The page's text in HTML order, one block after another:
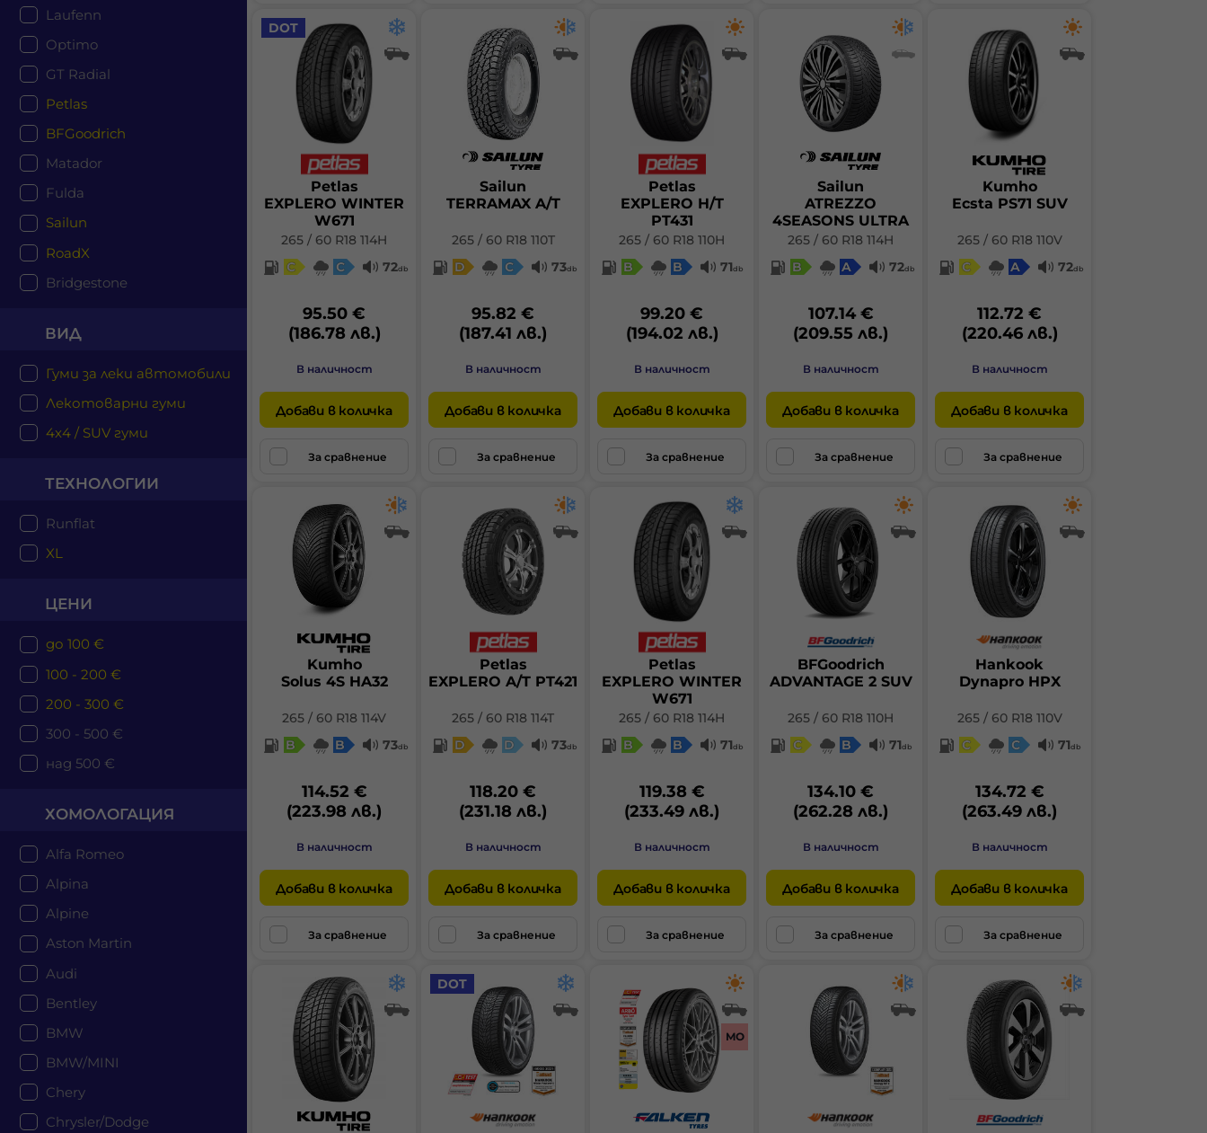
Laufenn
Optimo
GT Radial
Petlas
BFGoodrich
Matador
Fulda
Sailun
RoadX
Bridgestone
ВИД
Гуми за леки автомобили
Лекотоварни гуми
4x4 / SUV гуми
ТЕХНОЛОГИИ
Runflat
XL
ЦЕНИ
до 100 €
100 - 200 €
200 - 300 €
300 - 500 €
над 500 €
ХОМОЛОГАЦИЯ
Alfa Romeo
Alpina
Alpine
Aston Martin
Audi
Bentley
BMW
BMW/MINI
Chery
Chrysler/Dodge
Petlas
EXPLERO WINTER
W671
265 / 60 R18 114H
C
C 72db
95.50 €
(186.78 лв.)
DOT
В наличност
Добави в количка
За сравнение
Sailun
TERRAMAX A/T
265 / 60 R18 110T
D
C 73db
95.82 €
(187.41 лв.)
В наличност
Добави в количка
За сравнение
Petlas
EXPLERO H/T
PT431
265 / 60 R18 110H
B
B 71db
99.20 €
(194.02 лв.)
В наличност
Добави в количка
За сравнение
Sailun
ATREZZO
4SEASONS ULTRA
265 / 60 R18 114H
B
A 72db
107.14 €
(209.55 лв.)
В наличност
Добави в количка
За сравнение
Kumho
Ecsta PS71 SUV
265 / 60 R18 110V
C
A 72db
112.72 €
(220.46 лв.)
В наличност
Добави в количка
За сравнение
Kumho
Solus 4S HA32
265 / 60 R18 114V
B
B 73db
114.52 €
(223.98 лв.)
В наличност
Добави в количка
За сравнение
Petlas
EXPLERO A/T PT421
265 / 60 R18 114T
D
D 73db
118.20 €
(231.18 лв.)
В наличност
Добави в количка
За сравнение
Petlas
EXPLERO WINTER
W671
265 / 60 R18 114H
B
B 71db
119.38 €
(233.49 лв.)
В наличност
Добави в количка
За сравнение
BFGoodrich
ADVANTAGE 2 SUV
265 / 60 R18 110H
C
B 71db
134.10 €
(262.28 лв.)
В наличност
Добави в количка
За сравнение
Hankook
Dynapro HPX
265 / 60 R18 110V
C
C 71db
134.72 €
(263.49 лв.)
В наличност
Добави в количка
За сравнение
DOT
MO